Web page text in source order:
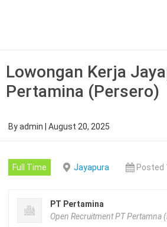
Lowongan Kerja
Pertamina (Persero)
Byadmin August 20, 2025
Full Time Jayapura Posted
PT Pertamina
Open Recruitment PT Pertamna